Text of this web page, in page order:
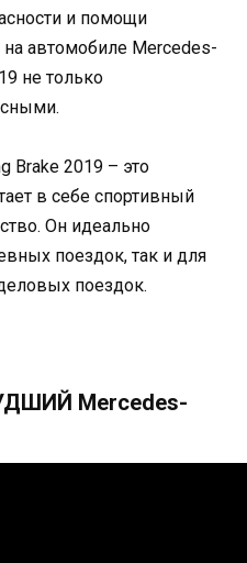
и помощи
автомобиле Mercedes-
не только
Brake 2019 – это
в себе спортивный
Он идеально
поездок, так и для
поездок.
Mercedes-